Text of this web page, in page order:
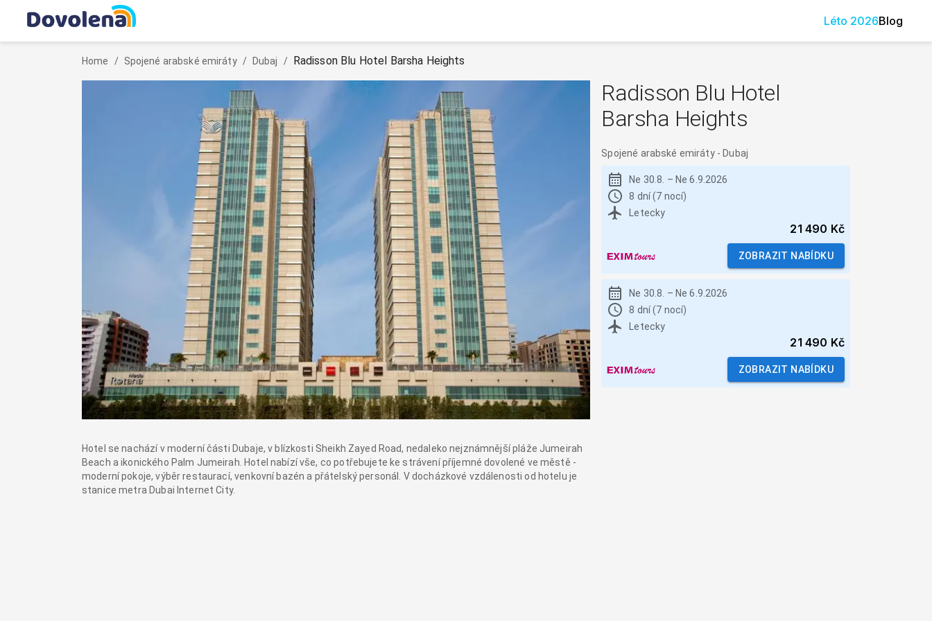
Léto 2026Blog
Home / Spojené arabské emiráty / Dubaj / Radisson Blu Hotel Barsha Heights
Hotel se nachází v moderní části Dubaje, v blízkosti Sheikh Zayed Road, nedaleko nejznámnější pláže Jumeirah
Beach a ikonického Palm Jumeirah. Hotel nabízí vše, co potřebujete ke strávení příjemné dovolené ve městě -
moderní pokoje, výběr restaurací, venkovní bazén a přátelský personál. V docházkové vzdálenosti od hotelu je
stanice metra Dubai Internet City.
Radisson Blu Hotel
Barsha Heights
Spojené arabské emiráty- Dubaj
Ne 30.8. – Ne 6.9.2026
8 dní (7 nocí)
Letecky
21 490 Kč
ZOBRAZIT NABÍDKU
Ne 30.8. – Ne 6.9.2026
8 dní (7 nocí)
Letecky
21 490 Kč
ZOBRAZIT NABÍDKU